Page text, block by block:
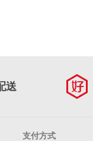
送
支付方式